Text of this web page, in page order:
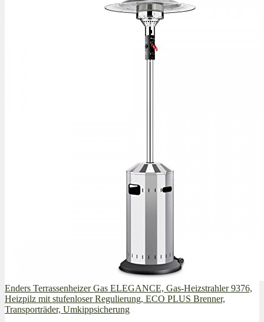
Enders Terrassenheizer Gas ELEGANCE, Gas-Heizstrahler 9376,
Heizpilz mit stufenloser Regulierung, ECO PLUS Brenner,
Transporträder, Umkippsicherung